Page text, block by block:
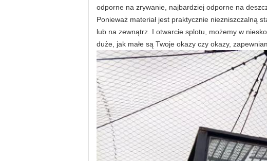
odporne na zrywanie, najbardziej odporne na
Ponieważ materiał jest praktycznie niezniszczalną
lub na zewnątrz. I otwarcie splotu, możemy w
duże, jak małe są Twoje okazy czy okazy,